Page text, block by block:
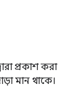
প্রকাশ করা
মান থাকে।